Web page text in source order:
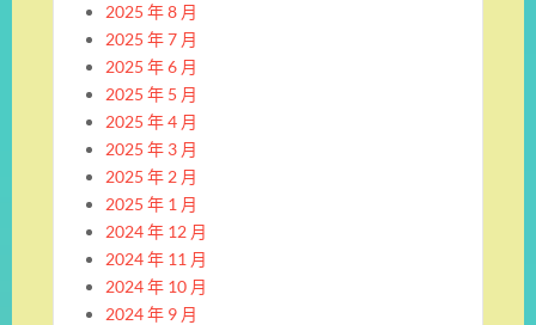
2025 年 8 月
2025 年 7 月
2025 年 6 月
2025 年 5 月
2025 年 4 月
2025 年 3 月
2025 年 2 月
2025 年 1 月
2024 年 12 月
2024 年 11 月
2024 年 10 月
2024 年 9 月